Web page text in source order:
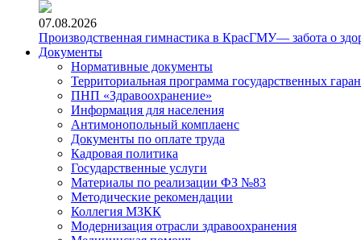
07.08.2026
Производственная гимнастика в КрасГМУ— забота о
Документы
Нормативные документы
Территориальная программа государственных
ПНП «Здравоохранение»
Информация для населения
Антимонопольный комплаенс
Документы по оплате труда
Кадровая политика
Государственные услуги
Материалы по реализации ФЗ №83
Методические рекомендации
Коллегия МЗКК
Модернизация отрасли здравоохранения